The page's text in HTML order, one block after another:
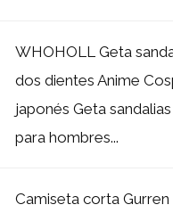
WHOHOLL Geta
dos dientes Anime
japonés Geta
para hombres...
Camiseta corta Gurren